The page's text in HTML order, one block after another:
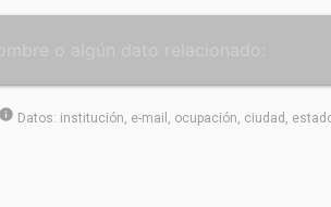
info Datos: institución, e-mail, ocupación, ciudad,